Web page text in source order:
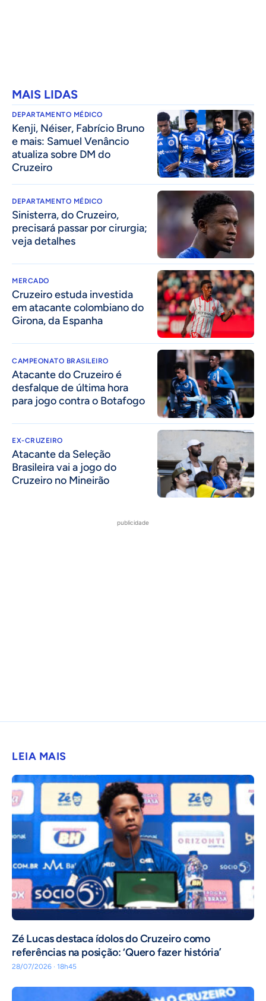
MAIS LIDAS
DEPARTAMENTO MÉDICO
Kenji, Néiser, Fabrício Bruno
e mais: Samuel Venâncio
atualiza sobre DM do
Cruzeiro
DEPARTAMENTO MÉDICO
Sinisterra, do Cruzeiro,
precisará passar por cirurgia;
veja detalhes
MERCADO
Cruzeiro estuda investida
em atacante colombiano do
Girona, da Espanha
CAMPEONATO BRASILEIRO
Atacante do Cruzeiro é
desfalque de última hora
para jogo contra o Botafogo
EX-CRUZEIRO
Atacante da Seleção
Brasileira vai a jogo do
Cruzeiro no Mineirão
publicidade
LEIA MAIS
Zé Lucas destaca ídolos do Cruzeiro como
referências na posição: ‘Quero fazer história’
28/07/2026 · 18h45